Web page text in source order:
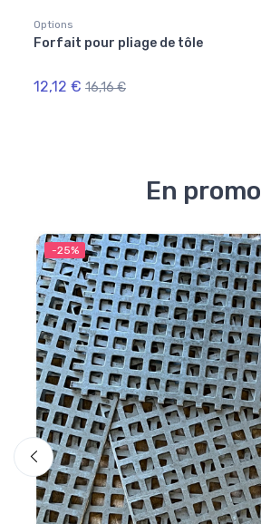
Options
Forfait pour pliage de tôle
12,12 € 16,16 €
En promo
-25%